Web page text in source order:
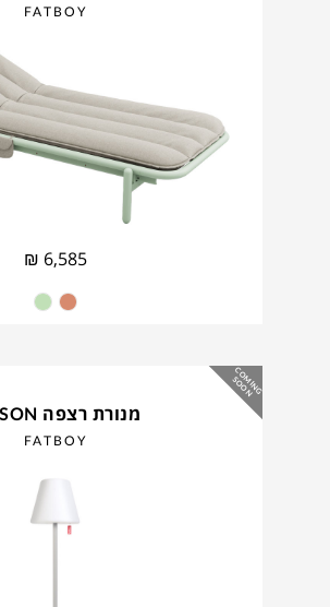
FATBOY
₪ 6,585
C
O
M
IN
G
S
O
O
N
מנורת רצפה EDISON
FATBOY